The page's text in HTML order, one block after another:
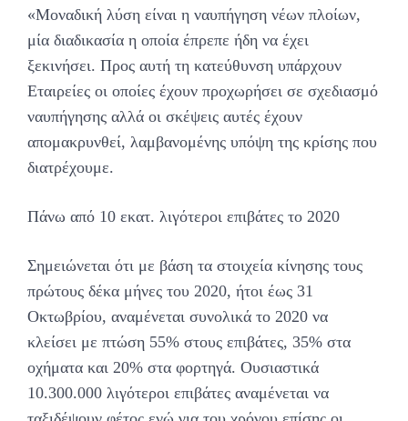
«Μοναδική λύση είναι η ναυπήγηση νέων πλοίων,
μία διαδικασία η οποία έπρεπε ήδη να έχει
ξεκινήσει. Προς αυτή τη κατεύθυνση υπάρχουν
Εταιρείες οι οποίες έχουν προχωρήσει σε σχεδιασμό
ναυπήγησης αλλά οι σκέψεις αυτές έχουν
απομακρυνθεί, λαμβανομένης υπόψη της κρίσης που
διατρέχουμε.
Πάνω από 10 εκατ. λιγότεροι επιβάτες το 2020
Σημειώνεται ότι με βάση τα στοιχεία κίνησης τους
πρώτους δέκα μήνες του 2020, ήτοι έως 31
Οκτωβρίου, αναμένεται συνολικά το 2020 να
κλείσει με πτώση 55% στους επιβάτες, 35% στα
οχήματα και 20% στα φορτηγά. Ουσιαστικά
10.300.000 λιγότεροι επιβάτες αναμένεται να